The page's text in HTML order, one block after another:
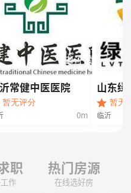
常健中医医院
暂无评分
0m
山东绿
限公司
暂无
临沂
职
作
热门房源
在线选好房